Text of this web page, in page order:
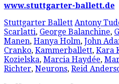
www.stuttgarter-ballett.de
Stuttgarter Ballett Antony
Scarlatti, George Balanchine,
Manen, Hanya Holm, John
Cranko, Kammerballett, Kara
Kozielska, Marcia Haydée,
Richter, Neurons, Reid